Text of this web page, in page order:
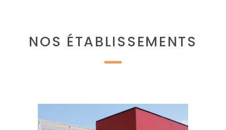
NOS ÉTABLISSEMENTS